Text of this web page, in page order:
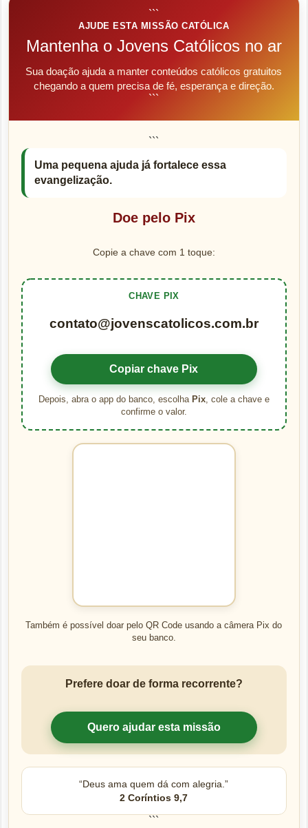
```
AJUDE ESTA MISSÃO CATÓLICA
Mantenha o Jovens Católicos no ar
Sua doação ajuda a manter conteúdos católicos gratuitos
chegando a quem precisa de fé, esperança e direção.
```
```
Uma pequena ajuda já fortalece essa
evangelização.
Doe pelo Pix
Copie a chave com 1 toque:
CHAVE PIX
contato@jovenscatolicos.com.br
Copiar chave Pix
Depois, abra o app do banco, escolha Pix, cole a chave e
confirme o valor.
Também é possível doar pelo QR Code usando a câmera Pix do
seu banco.
Prefere doar de forma recorrente?
Quero ajudar esta missão
“Deus ama quem dá com alegria.”
2 Coríntios 9,7
```